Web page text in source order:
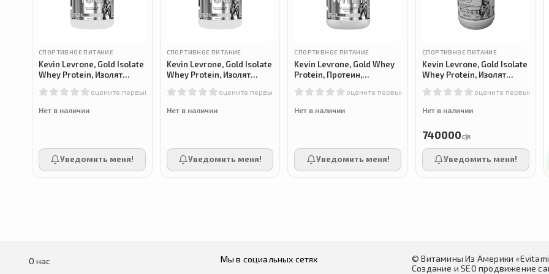
СПОРТИВНОЕ ПИТАНИЕ
Kevin Levrone, Gold Isolate
Whey Protein, Изолят
Клубника-банан, 2 кг
оцените первым
Нет в наличии
Уведомить меня!
СПОРТИВНОЕ ПИТАНИЕ
Kevin Levrone, Gold Isolate
Whey Protein, Изолят
ваниль, 2 кг
оцените первым
Нет в наличии
Уведомить меня!
СПОРТИВНОЕ ПИТАНИЕ
Kevin Levrone, Gold Whey
Protein, Протеин,
оцените первым
Нет в наличии
Уведомить меня!
СПОРТИВНОЕ ПИТАНИЕ
Kevin Levrone, Gold Isolate
Whey Protein, Изолят
печенье с кремом, 2 кг
оцените первым
Нет в наличии
740000сӯм
Уведомить меня!
О нас Мы в социальных сетях
© Витамины Из Америки
Создание и SEO продвижение